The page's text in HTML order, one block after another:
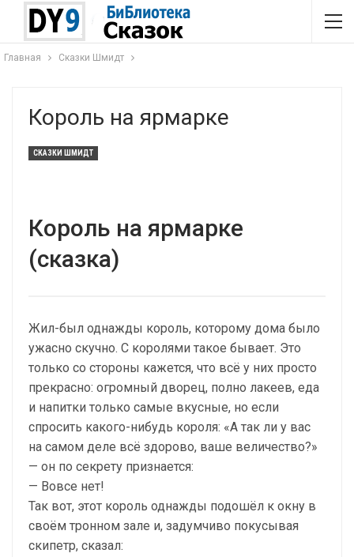
Главная Сказки Шмидт
Король на ярмарке
СКАЗКИ ШМИДТ
Король на ярмарке
(сказка)
Жил-был однажды король, которому дома было
ужасно скучно. С королями такое бывает. Это
только со стороны кажется, что всё у них просто
прекрасно: огромный дворец, полно лакеев, еда
и напитки только самые вкусные, но если
спросить какого-нибудь короля: «А так ли у вас
на самом деле всё здорово, ваше величество?»
— он по секрету признается:
— Вовсе нет!
Так вот, этот король однажды подошёл к окну в
своём тронном зале и, задумчиво покусывая
скипетр, сказал: